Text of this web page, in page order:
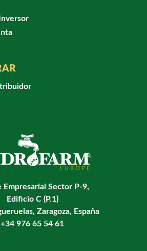
Empresarial Sector P-9,
Edificio C (P.1)
Zaragoza, España
+34 976 65 54 61